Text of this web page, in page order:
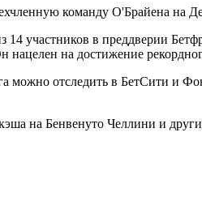
14 участников в преддверии
нацелен на достижение
можно отследить в БетСити и
на Бенвенуто Челлини и